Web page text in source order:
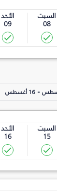
السبت
08
الأحد
09
-16 أغسطس
السبت
15
الأحد
16